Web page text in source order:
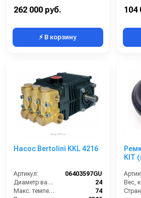
262 000 руб.
⚡ В корзину
104
Насос Bertolini KKL 4216
Артикул:
06403597GU
Диаметр вала (мм):
24
Макс. температура воды (°C):
74
KIT
Вес,